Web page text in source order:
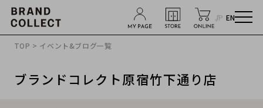
JP EN
TOP > イベント&ブログ一覧
ブランドコレクト原宿竹下通り店